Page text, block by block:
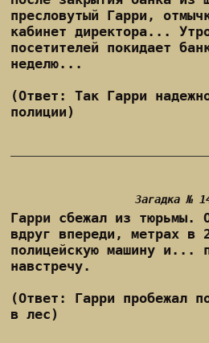
пресловутый Гарри,
кабинет директора...
посетителей покидает
неделю...
(Ответ: Так Гарри
полиции)
Загадка №
Гарри сбежал из тюрьмы.
вдруг впереди, метрах в
полицейскую машину и...
навстречу.
(Ответ: Гарри пробежал
в лес)